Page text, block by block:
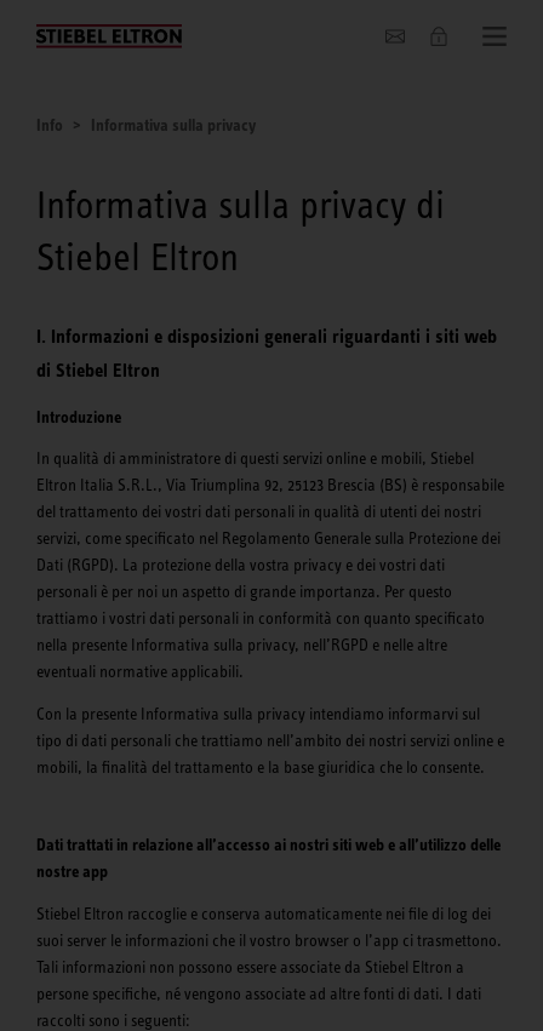
Chi siamo
Info Informativa sulla privacy
Informativa sulla privacy di
Stiebel Eltron
I. Informazioni e disposizioni generali riguardanti i siti web
di Stiebel Eltron
Introduzione
In qualità di amministratore di questi servizi online e mobili, Stiebel
Eltron Italia S.R.L., Via Triumplina 92, 25123 Brescia (BS) è responsabile
del trattamento dei vostri dati personali in qualità di utenti dei nostri
servizi, come specificato nel Regolamento Generale sulla Protezione dei
Dati (RGPD). La protezione della vostra privacy e dei vostri dati
personali è per noi un aspetto di grande importanza. Per questo
trattiamo i vostri dati personali in conformità con quanto specificato
nella presente Informativa sulla privacy, nell’RGPD e nelle altre
eventuali normative applicabili.
Con la presente Informativa sulla privacy intendiamo informarvi sul
tipo di dati personali che trattiamo nell’ambito dei nostri servizi online e
mobili, la finalità del trattamento e la base giuridica che lo consente.
Dati trattati in relazione all’accesso ai nostri siti web e all’utilizzo delle
nostre app
Stiebel Eltron raccoglie e conserva automaticamente nei file di log dei
suoi server le informazioni che il vostro browser o l’app ci trasmettono.
Tali informazioni non possono essere associate da Stiebel Eltron a
persone specifiche, né vengono associate ad altre fonti di dati. I dati
raccolti sono i seguenti: